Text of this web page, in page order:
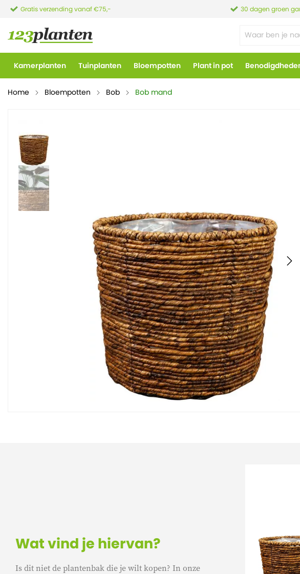
Gratis verzending vanaf €75,- 30 dagen groen
Kamerplanten Tuinplanten Bloempotten Plant in pot
Home Bloempotten Bob Bob mand
Wat vind je hiervan?
Is dit niet de plantenbak die je wilt kopen? In onze